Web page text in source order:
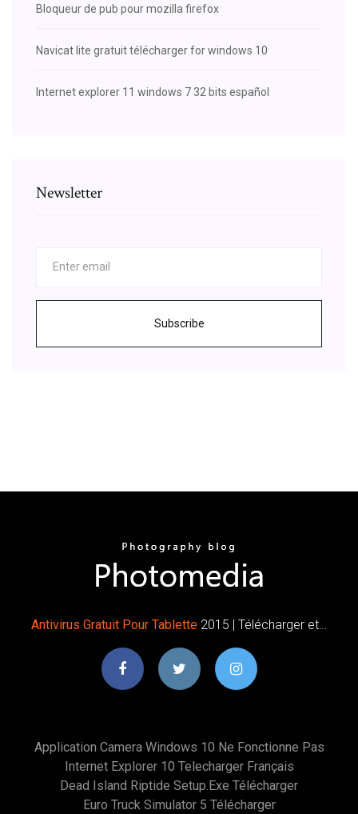
Bloqueur de pub pour mozilla firefox
Navicat lite gratuit télécharger for windows 10
Internet explorer 11 windows 7 32 bits español
Newsletter
Subscribe
Antivirus Gratuit Pour Tablette 2015 | Télécharger et…
Application Camera Windows 10 Ne Fonctionne Pas
Internet Explorer 10 Telecharger Français
Dead Island Riptide Setup.exe Télécharger
Euro Truck Simulator 5 Télécharger